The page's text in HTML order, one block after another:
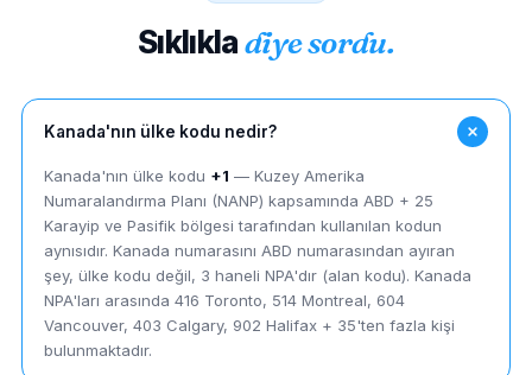
Sıklıkladiye sordu.
Kanada'nın ülke kodu nedir?
Kanada'nın ülke kodu +1 — Kuzey Amerika
Numaralandırma Planı (NANP) kapsamında ABD + 25
Karayip ve Pasifik bölgesi tarafından kullanılan kodun
aynısıdır. Kanada numarasını ABD numarasından ayıran
şey, ülke kodu değil, 3 haneli NPA'dır (alan kodu). Kanada
NPA'ları arasında 416 Toronto, 514 Montreal, 604
Vancouver, 403 Calgary, 902 Halifax + 35'ten fazla kişi
bulunmaktadır.